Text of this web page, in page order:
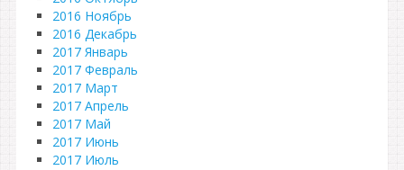
2016 Ноябрь
2016 Декабрь
2017 Январь
2017 Февраль
2017 Март
2017 Апрель
2017 Май
2017 Июнь
2017 Июль